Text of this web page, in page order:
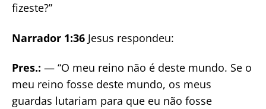
fizeste?”
Narrador 1:36 Jesus respondeu:
Pres.: — “O meu reino não é deste mundo. Se o
meu reino fosse deste mundo, os meus
guardas lutariam para que eu não fosse